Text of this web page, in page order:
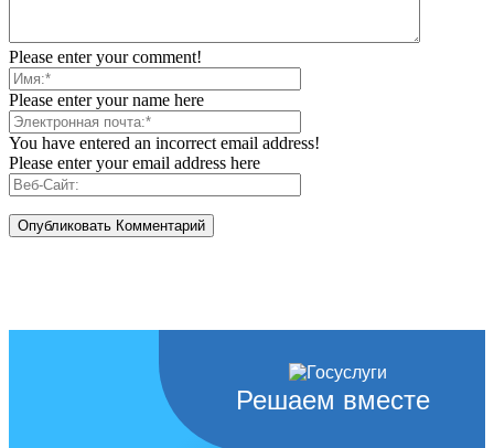
Please enter your comment!
Please enter your name here
You have entered an incorrect email address!
Please enter your email address here
Решаем вместе